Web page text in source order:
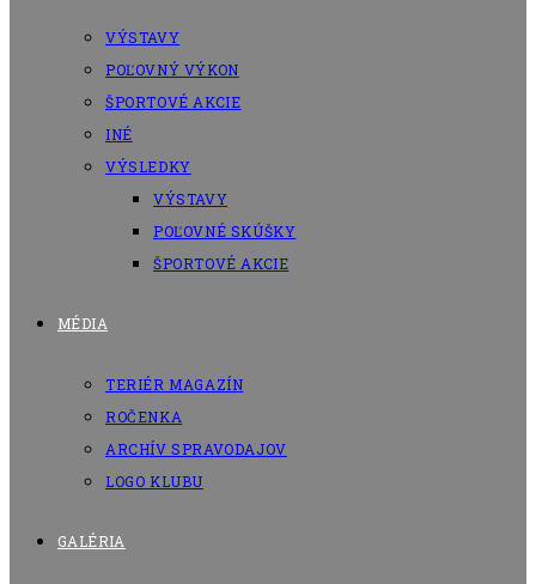
VÝSTAVY
POĽOVNÝ VÝKON
ŠPORTOVÉ AKCIE
INÉ
VÝSLEDKY
VÝSTAVY
POĽOVNÉ SKÚŠKY
ŠPORTOVÉ AKCIE
MÉDIA
TERIÉR MAGAZÍN
ROČENKA
ARCHÍV SPRAVODAJOV
LOGO KLUBU
GALÉRIA